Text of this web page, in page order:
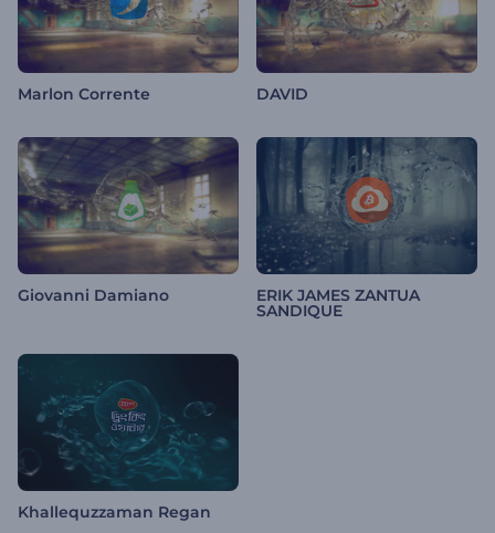
Marlon Corrente DAVID
Giovanni Damiano ERIK JAMES ZANTUA
SANDIQUE
Khallequzzaman Regan